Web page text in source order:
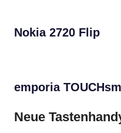
Nokia 2720 Flip
emporia
Neue